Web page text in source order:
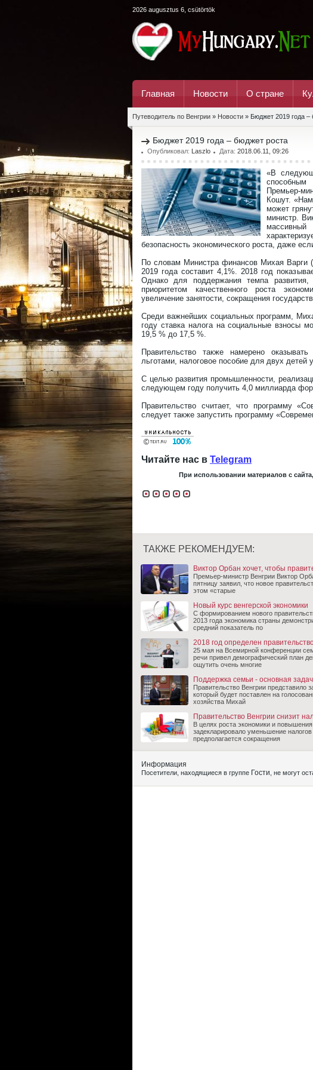
2026 augusztus 6, csütörtök
Главная Новости О стране
Путеводитель по Венгрии » Новости » Бюджет 2019 года –
Бюджет 2019 года – бюджет роста
Опубликовал: Laszlo Дата: 2018.06.11, 09:26
«В
Премьер-
Кошут.
может
министр.
безопасность экономического роста, даже
По словам Министра финансов Михая Варги
2019 года составит 4,1%. 2018 год
Однако для поддержания темпа развития,
приоритетом качественного роста
увеличение занятости, сокращения
Среди важнейших социальных программ,
году ставка налога на социальные взносы
19,5 % до 17,5 %.
Правительство также намерено
льготами, налоговое пособие для двух детей
С целью развития промышленности,
следующем году получить 4,0 миллиарда
Правительство считает, что программу
следует также запустить программу
Читайте нас в Telegram
При использовании материалов с
ТАКЖЕ РЕКОМЕНДУЕМ:
Виктор Орбан хочет, чтобы
Премьер-министр Венгрии Виктор
пятницу заявил, что новое
этом «старые
Новый курс венгерской экономики
С формированием нового
2013 года экономика страны
средний показатель по
2018 год определен
25 мая на Всемирной конференции
речи привел демографический план
ощутить очень многие
Поддержка семьи - основная
Правительство Венгрии представило
который будет поставлен на
хозяйства Михай
Правительство Венгрии снизит
В целях роста экономики и
задекларировало уменьшение
предполагается сокращения
Информация
Посетители, находящиеся в группе Гости , не могут